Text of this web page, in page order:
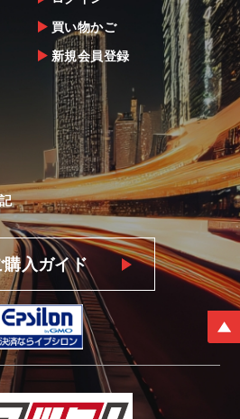
買い物かご
新規会員登録
購入ガイド